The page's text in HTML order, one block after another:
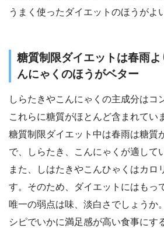
うまく使ったダイエットのほうがよ
糖質制限ダイエットは春雨
んにゃくのほうがベター
しらたきやこんにゃくの主成分はコ
これらに糖質がほとんど含まれてい
糖質制限ダイエット中は春雨は糖質
で、しらたき、こんにゃくが適して
また、しはたきやこんひゃくはカロ
す。そのため、ダイエットにはもっ
唯一の弱点は味、淡白さでしょうか
シピでいかに満足感が高い食事にす